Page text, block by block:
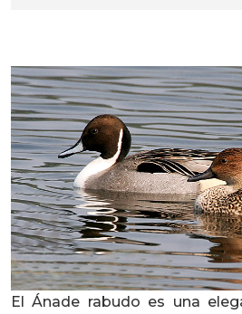
El Ánade rabudo es una